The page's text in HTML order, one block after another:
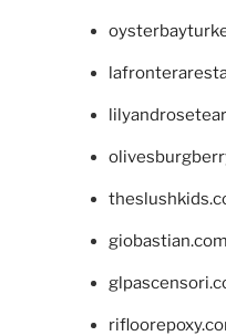
giobastian.com